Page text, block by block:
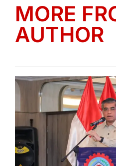
MORE
AUTHOR